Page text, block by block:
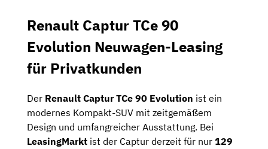
Renault Captur TCe 90
Evolution Neuwagen-Leasing
für Privatkunden
Der Renault Captur TCe 90 Evolution ist ein
modernes Kompakt-SUV mit zeitgemäßem
Design und umfangreicher Ausstattung. Bei
LeasingMarkt ist der Captur derzeit für nur 129